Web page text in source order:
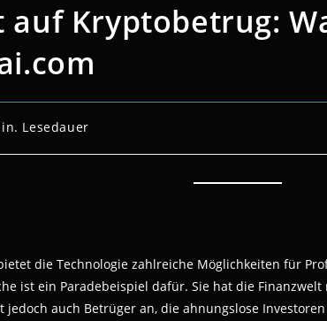
auf Kryptobetrug:
Lesedauer
die Technologie zahlreiche Möglichkeiten für
ist ein Paradebeispiel dafür. Sie hat die
jedoch auch Betrüger an, die ahnungslose